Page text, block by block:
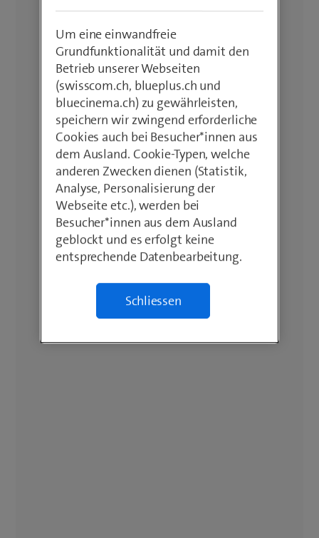
Um eine einwandfreie
Grundfunktionalität und damit den
Betrieb unserer Webseiten
(swisscom.ch, blueplus.ch und
bluecinema.ch) zu gewährleisten,
speichern wir zwingend erforderliche
Cookies auch bei Besucher*innen aus
dem Ausland. Cookie-Typen, welche
anderen Zwecken dienen (Statistik,
Analyse, Personalisierung der
Webseite etc.), werden bei
Besucher*innen aus dem Ausland
geblockt und es erfolgt keine
entsprechende Datenbearbeitung.
Schliessen